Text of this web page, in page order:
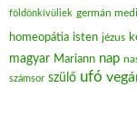
földönkívüliek germán
homeopátia isten jézus
magyar Mariann nap
számsor szülő ufó